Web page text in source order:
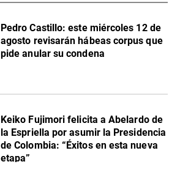
Pedro Castillo: este miércoles 12 de
agosto revisarán hábeas corpus que
pide anular su condena
Keiko Fujimori felicita a Abelardo de
la Espriella por asumir la Presidencia
de Colombia: “Éxitos en esta nueva
etapa”